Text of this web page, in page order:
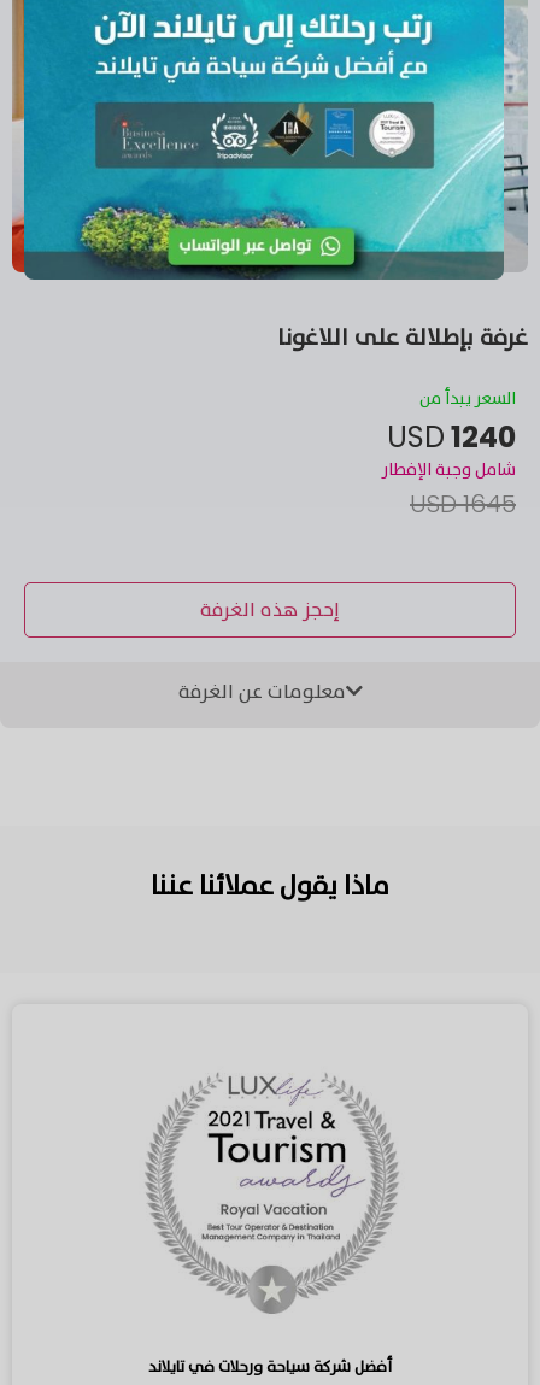
صندوق أمانات
ثلاجة
شرفة
واي فاي مجاناً
غرفة بإطلالة على اللاغونا
السعر يبدأ من
1240
USD
شامل وجبة الإفطار
1645 USD
إحجز هذه الغرفة
معلومات عن الغرفة
ماذا يقول عملائنا عننا
أفضل شركة سياحة ورحلات في تايلاند